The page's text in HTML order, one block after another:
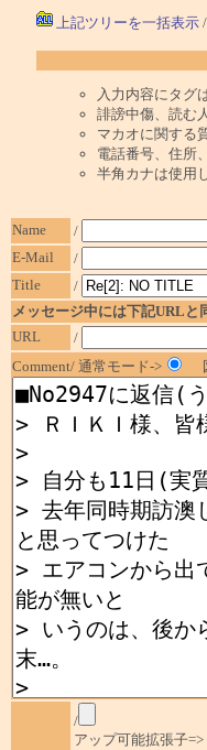
上記ツリーを一括表示/
入力内容にタグ
誹謗中傷、読む
マカオに関する
電話番号、住所
半角カナは使用
Name
/
E-Mail
/
Title
/
メッセージ中には下記URLと
URL
/
Comment/ 通常モード->
/
アップ可能拡張子=>